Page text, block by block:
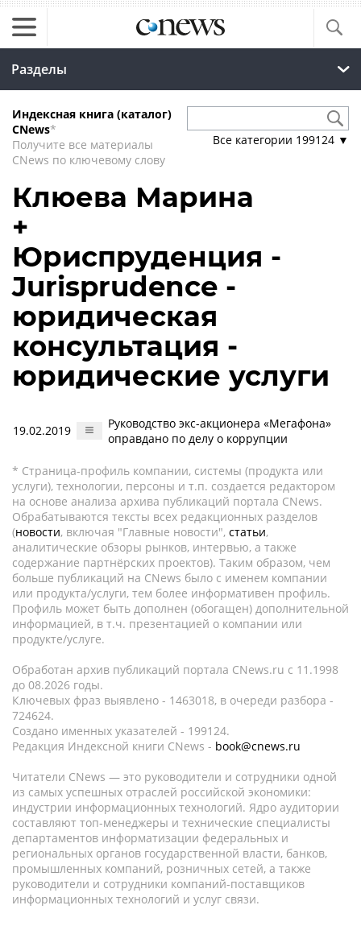
Разделы
Индексная книга (каталог)
CNews*
Получите все материалы
CNews по ключевому слову
Все категории 199124 ▼
Клюева Марина
+
Юриспруденция -
Jurisprudence -
юридическая
консультация -
юридические услуги
19.02.2019
Руководство экс-акционера «Мегафона»
оправдано по делу о коррупции
* Страница-профиль компании, системы (продукта или
услуги), технологии, персоны и т.п. создается редактором
на основе анализа архива публикаций портала CNews.
Обрабатываются тексты всех редакционных разделов
(новости, включая "Главные новости", статьи,
аналитические обзоры рынков, интервью, а также
содержание партнёрских проектов). Таким образом, чем
больше публикаций на CNews было с именем компании
или продукта/услуги, тем более информативен профиль.
Профиль может быть дополнен (обогащен) дополнительной
информацией, в т.ч. презентацией о компании или
продукте/услуге.
Обработан архив публикаций портала CNews.ru c 11.1998
до 08.2026 годы.
Ключевых фраз выявлено - 1463018, в очереди разбора -
724624.
Создано именных указателей - 199124.
Редакция Индексной книги CNews - book@cnews.ru
Читатели CNews — это руководители и сотрудники одной
из самых успешных отраслей российской экономики:
индустрии информационных технологий. Ядро аудитории
составляют топ-менеджеры и технические специалисты
департаментов информатизации федеральных и
региональных органов государственной власти, банков,
промышленных компаний, розничных сетей, а также
руководители и сотрудники компаний-поставщиков
информационных технологий и услуг связи.